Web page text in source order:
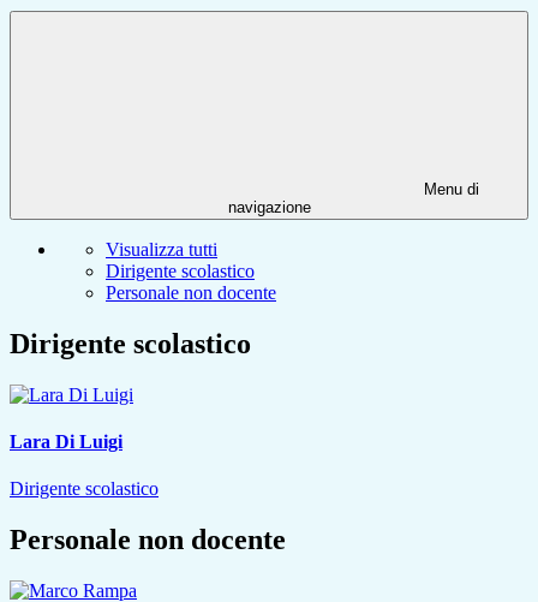
Menu di
navigazione
Visualizza tutti
Dirigente scolastico
Personale non docente
Dirigente scolastico
Lara Di Luigi
Dirigente scolastico
Personale non docente